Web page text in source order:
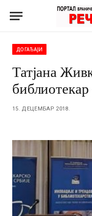
ДОГАЂАЈИ
Татјана
15. ДЕЦЕМБАР 2018.